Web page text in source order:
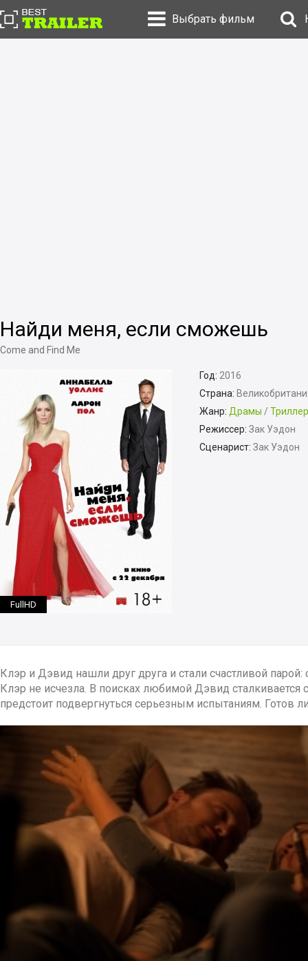
Выбрать фильм
Найди меня, если сможешь
Come and Find Me
FullHD
Год: 2016
Страна:
Жанр: Драмы /
Режиссер: Зак Уэдон
Сценарист: Зак Уэдон
Клэр и Дэвид нашли друг друга и стали счастливой
Клэр не исчезла. В поисках любимой Дэвид
предстоит подвергнуться серьезным испытаниям. Готов